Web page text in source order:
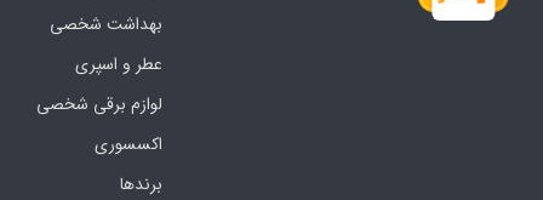
بهداشت شخصی
عطر و اسپری
لوازم برقی شخصی
اکسسوری
برندها